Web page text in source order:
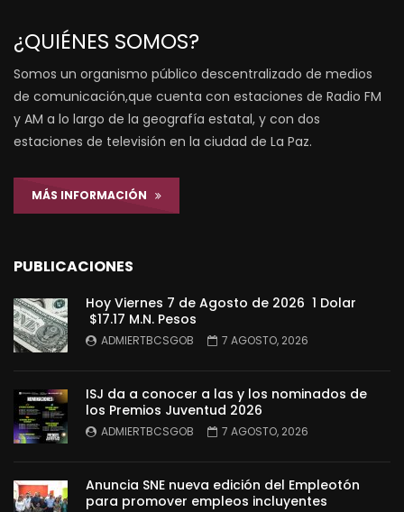
¿QUIÉNES SOMOS?
Somos un organismo público descentralizado de medios
de comunicación,que cuenta con estaciones de Radio FM
y AM a lo largo de la geografía estatal, y con dos
estaciones de televisión en la ciudad de La Paz.
MÁS INFORMACIÓN
PUBLICACIONES
Hoy Viernes 7 de Agosto de 2026 1 Dolar
$17.17 M.N. Pesos
ADMIERTBCSGOB 7 AGOSTO, 2026
ISJ da a conocer a las y los nominados de
los Premios Juventud 2026
ADMIERTBCSGOB 7 AGOSTO, 2026
Anuncia SNE nueva edición del Empleotón
para promover empleos incluyentes